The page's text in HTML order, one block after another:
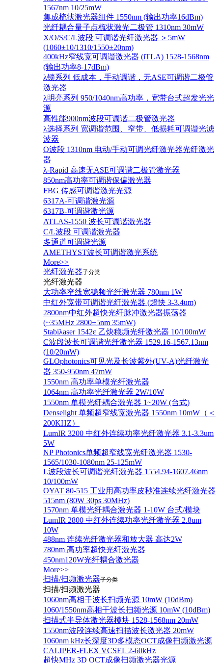
1567nm 10/25mW
集成梳状激光器组件 1550nm (输出功率16dBm)
光纤耦合量子点梳状激光二极管 1310nm 30mW
X/O/S/C/L波段 可调谐光纤激光器 ＞5mW
(1060±10/1310/1550±20nm)
400kHz窄线宽可调谐激光器 (iTLA) 1528-1568nm
(输出功率8-17dBm)
λ锁系列 低成本，手动调谐，无ASE可调谐二极管
激光器
λ明亮系列 950/1040nm高功率，宽带台式超发光光
源
高性能900nm波段可调谐二极管激光器
λ选择系列 宽调谐范围、窄带、低损耗可调谐光滤
波器
O波段 1310nm 电动/手动可调光纤激光器光纤激光
器
λ-Rapid 高速无ASE可调谐二极管激光器
850nm高功率可调谐保偏激光器
FBG 传感可调谐激光光源
6317A-可调谐激光源
6317B-可调谐激光源
ATLAS-1550 波长可调谐激光器
C/L波段 可调谐激光器
多通道可调谐光源
AMETHYST波长可调谐激光系统
More>>
光纤激光器子分类
光纤激光器
大功率窄线宽稳频光纤激光器 780nm 1W
中红外宽带可调谐光纤激光器 (超快 3-3.4um)
2800nm中红外超快光纤脉冲激光器振荡器
(~35MHz 2800±5nm 35mW)
Stabiλaser 1542ε 乙炔稳频光纤激光器 10/100mW
C波段波长可调谐光纤激光器 1529.16-1567.13nm
(10/20mW)
GLOphotonics可见光及长波紫外(UV-A)光纤激光
器 350-950nm 47mW
1550nm 高功率单模光纤激光器
1064nm 高功率光纤激光器 2W/10W
1550nm 单模光纤耦合激光器 1~20W (台式)
Denselight 单频超窄线宽激光器 1550nm 10mW（＜
200KHZ）
LumIR 3200 中红外连续功率光纤激光器 3.1-3.3um
5W
NP Photonics单频超窄线宽光纤激光器 1530-
1565/1030-1080nm 25-125mW
L波段波长可调谐光纤激光器 1554.94-1607.46nm
10/100mW
OYAT 80-515 工业用高功率皮秒准连续光纤激光器
515nm (80W 30ps 30MHz)
1570nm 单模光纤耦合激光器 1-10W 台式/模块
LumIR 2800 中红外连续功率光纤激光器 2.8um
10W
488nm 连续光纤激光器和放大器 高达2W
780nm 高功率超快光纤激光器
450nm120W光纤耦合激光器
More>>
扫描/扫频激光器子分类
扫描/扫频激光器
1060nm高相干波长扫频光源 10mW (10dBm)
1060/1550nm高相干波长扫频光源 10mW (10dBm)
扫描式半导体激光器模块 1528-1568nm 20mW
1550nm波段连续高速扫描波长激光器 20mW
1060nm kHz长深度3D多模态OCT成像扫频激光源
CALIPER-FLEX VCSEL 2-60kHz
超快MHz 3D OCT成像扫频激光器光源